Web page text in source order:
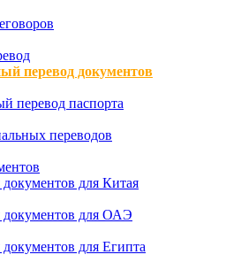
перевод документов
перевод паспорта
переводов
документов для Китая
документов для ОАЭ
для Египта